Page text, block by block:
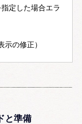
定した場合エラ
と準備